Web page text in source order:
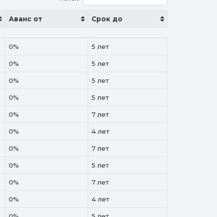
Аванс от Срок до
Аванс от Срок до
0% 5 лет
0% 5 лет
0% 5 лет
0% 5 лет
0% 7 лет
0% 4 лет
0% 7 лет
0% 5 лет
0% 7 лет
0% 4 лет